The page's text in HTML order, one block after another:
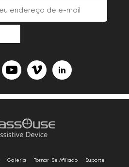
Galeria Tornar-Se Afiliado Suporte